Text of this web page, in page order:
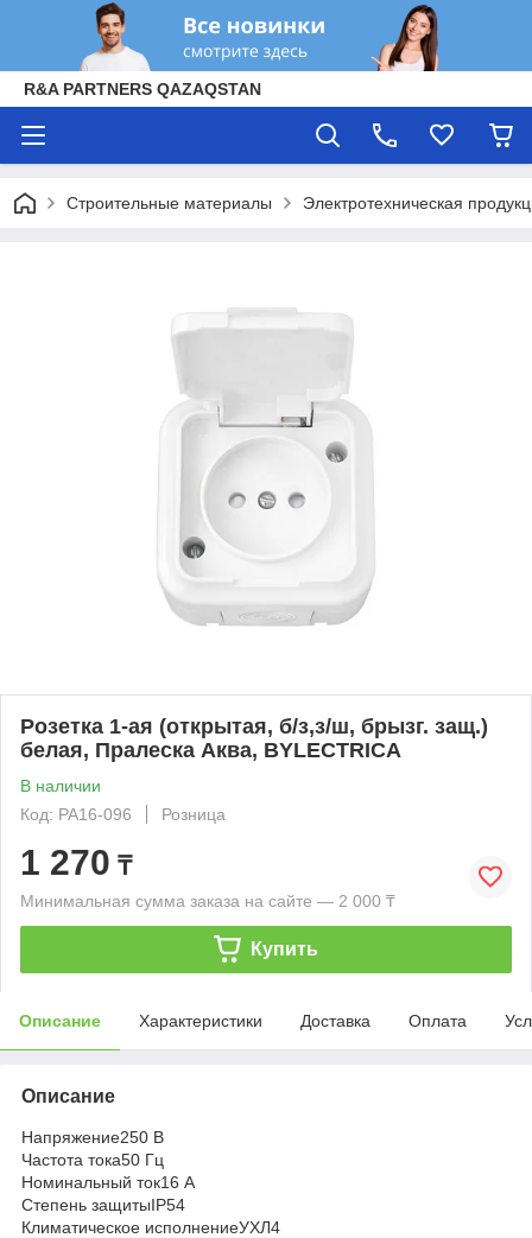
R&A PARTNERS QAZAQSTAN
Строительные материалы Электротехническая
Розетка 1-ая (открытая, б/з,з/ш, брызг. защ.)
белая, Пралеска Аква, BYLECTRICA
В наличии
Код: РА16-096
Розница
1 270 ₸
Минимальная сумма заказа на сайте — 2 000 ₸
Купить
Описание Характеристики Доставка Оплата
Описание
Напряжение250 В
Частота тока50 Гц
Номинальный ток16 А
Степень защитыIP54
Климатическое исполнениеУХЛ4